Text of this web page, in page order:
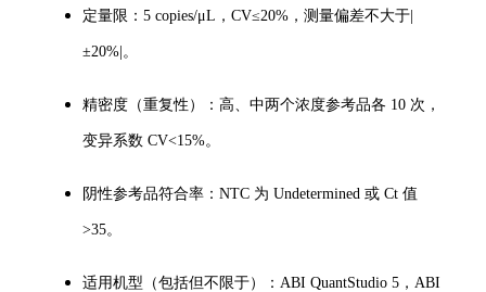
定量限：5 copies/μL，CV≤20%，测量偏差不大于|
±20%|。
精密度（重复性）：高、中两个浓度参考品各 10 次，
变异系数 CV<15%。
阴性参考品符合率：NTC 为 Undetermined 或 Ct 值
>35。
适用机型（包括但不限于）：ABI QuantStudio 5，ABI